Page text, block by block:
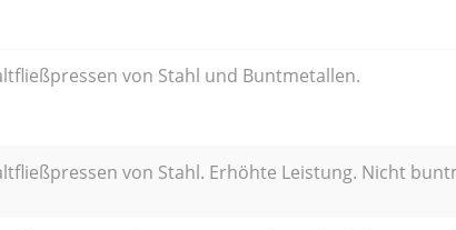
von Stahl und Buntmetallen.
von Stahl. Erhöhte Leistung. Nicht